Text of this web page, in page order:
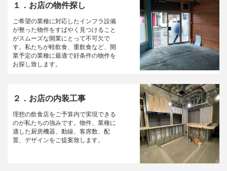
１．お店の物件探し
ご希望の業種に対応したインフラ設備
が整った物件をすばやく見つけること
がスムーズな開業にとって不可欠で
す。私たちが軽飲食、重飲食など、開
業予定の業種に最適で好条件の物件を
お探し致します。
２．お店の内装工事
理想の飲食店をご予算内で実現できる
のが私たちの強みです。物件、業種に
適した厨房機器、動線、客席数、配
置、デザインをご提案致します。